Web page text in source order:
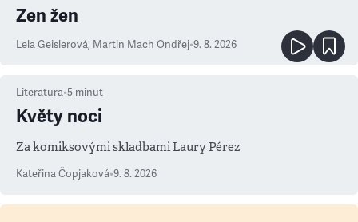
Zen žen
Lela Geislerová, Martin Mach Ondřej•9. 8. 2026
Literatura•5 minut
Květy noci
Za komiksovými skladbami Laury Pérez
Kateřina Čopjaková•9. 8. 2026